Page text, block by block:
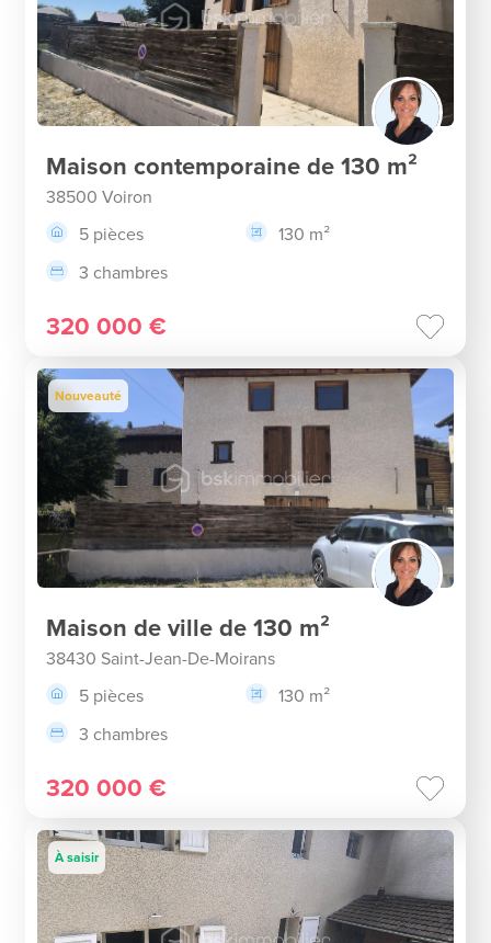
Maison contemporaine de 130 m²
38500 Voiron
5 pièces
130 m²
3 chambres
320 000 €
Nouveauté
Maison de ville de 130 m²
38430 Saint-Jean-De-Moirans
5 pièces
130 m²
3 chambres
320 000 €
À saisir